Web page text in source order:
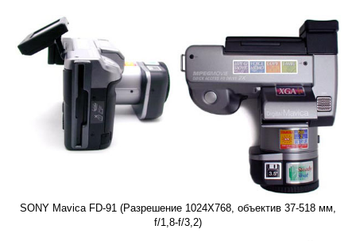
SONY Mavica FD-91 (Разрешение 1024X768, объектив 37-518 мм,
f/1,8-f/3,2)